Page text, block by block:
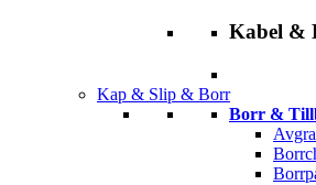
Kabel &
Kap & Slip & Borr
Borr &